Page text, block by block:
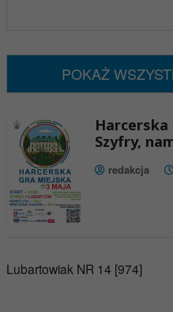
POKAŻ
Harcerska
Szyfry,
redakcja
Lubartowiak NR 14 [974]